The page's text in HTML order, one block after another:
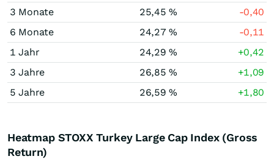
3 Monate
25,45 %
-0,40
6 Monate
24,27 %
-0,11
1 Jahr
24,29 %
+0,42
3 Jahre
26,85 %
+1,09
5 Jahre
26,59 % +1,80
Heatmap STOXX Turkey Large Cap Index (Gross
Return)